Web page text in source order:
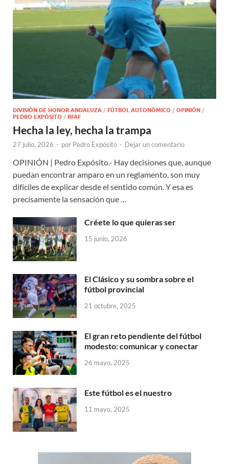
DIVISIÓN DE HONOR ANDALUZA / FÚTBOL AUTONÓMICO / OPINIÓN /
PEDRO EXPÓSITO / RFAF
Hecha la ley, hecha la trampa
27 julio, 2026 - por Pedro Expósito - Dejar un comentario
OPINIÓN | Pedro Expósito.- Hay decisiones que, aunque
puedan encontrar amparo en un reglamento, son muy
difíciles de explicar desde el sentido común. Y esa es
precisamente la sensación que …
Créete lo que quieras ser
15 junio, 2026
El Clásico y su sombra sobre el
fútbol provincial
21 octubre, 2025
El gran reto pendiente del fútbol
modesto: comunicar y conectar
26 mayo, 2025
Este fútbol es el nuestro
11 mayo, 2025